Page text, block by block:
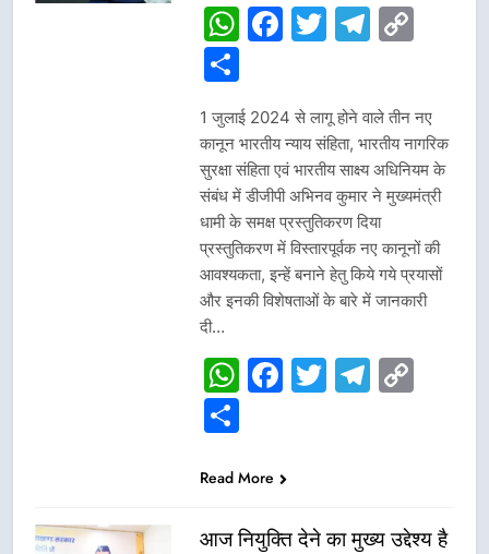
WhatsApp
Facebook
Twitter
Share
1 जुलाई 2024 से लागू होने वाले तीन नए
कानून भारतीय न्याय संहिता, भारतीय नागरिक
सुरक्षा संहिता एवं भारतीय साक्ष्य अधिनियम के
संबंध में डीजीपी अभिनव कुमार ने मुख्यमंत्री
धामी के समक्ष प्रस्तुतिकरण दिया
प्रस्तुतिकरण में विस्तारपूर्वक नए कानूनों की
आवश्यकता, इन्हें बनाने हेतु किये गये प्रयासों
और इनकी विशेषताओं के बारे में जानकारी
दी…
WhatsApp
Facebook
Twitter
Share
Read More
आज नियुक्ति देने का मुख्य उद्देश्य है